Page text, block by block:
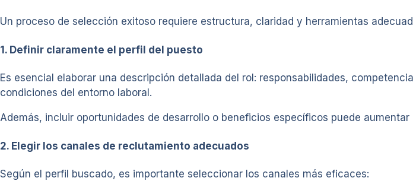
Un proceso de selección exitoso requiere estructura, claridad y herramientas
1. Definir claramente el perfil del puesto
Es esencial elaborar una descripción detallada del rol: responsabilidades,
condiciones del entorno laboral.
Además, incluir oportunidades de desarrollo o beneficios específicos puede
2. Elegir los canales de reclutamiento adecuados
Según el perfil buscado, es importante seleccionar los canales más eficaces: